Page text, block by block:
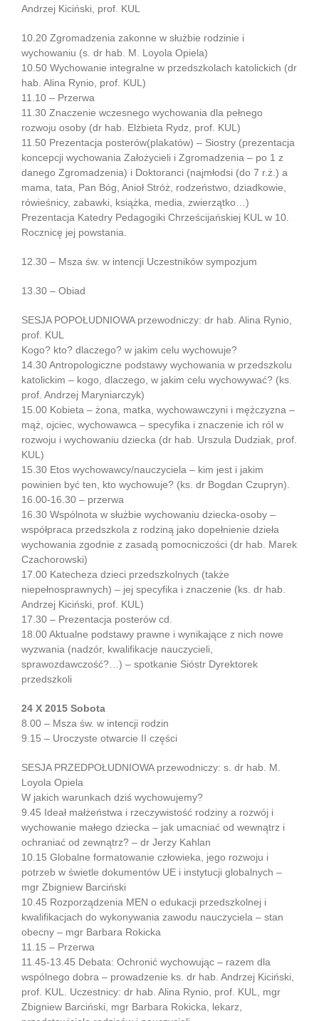
Andrzej Kiciński, prof. KUL
10.20 Zgromadzenia zakonne w służbie rodzinie i
wychowaniu (s. dr hab. M. Loyola Opiela)
10.50 Wychowanie integralne w przedszkolach katolickich (dr
hab. Alina Rynio, prof. KUL)
11.10 – Przerwa
11.30 Znaczenie wczesnego wychowania dla pełnego
rozwoju osoby (dr hab. Elżbieta Rydz, prof. KUL)
11.50 Prezentacja posterów(plakatów) – Siostry (prezentacja
koncepcji wychowania Założycieli i Zgromadzenia – po 1 z
danego Zgromadzenia) i Doktoranci (najmłodsi (do 7 r.ż.) a
mama, tata, Pan Bóg, Anioł Stróż, rodzeństwo, dziadkowie,
rówieśnicy, zabawki, książka, media, zwierzątko…)
Prezentacja Katedry Pedagogiki Chrześcijańskiej KUL w 10.
Rocznicę jej powstania.
12.30 – Msza św. w intencji Uczestników sympozjum
13.30 – Obiad
SESJA POPOŁUDNIOWA przewodniczy: dr hab. Alina Rynio,
prof. KUL
Kogo? kto? dlaczego? w jakim celu wychowuje?
14.30 Antropologiczne podstawy wychowania w przedszkolu
katolickim – kogo, dlaczego, w jakim celu wychowywać? (ks.
prof. Andrzej Maryniarczyk)
15.00 Kobieta – żona, matka, wychowawczyni i mężczyzna –
mąż, ojciec, wychowawca – specyfika i znaczenie ich ról w
rozwoju i wychowaniu dziecka (dr hab. Urszula Dudziak, prof.
KUL)
15.30 Etos wychowawcy/nauczyciela – kim jest i jakim
powinien być ten, kto wychowuje? (ks. dr Bogdan Czupryn).
16.00-16.30 – przerwa
16.30 Wspólnota w służbie wychowaniu dziecka-osoby –
współpraca przedszkola z rodziną jako dopełnienie dzieła
wychowania zgodnie z zasadą pomocniczości (dr hab. Marek
Czachorowski)
17.00 Katecheza dzieci przedszkolnych (także
niepełnosprawnych) – jej specyfika i znaczenie (ks. dr hab.
Andrzej Kiciński, prof. KUL)
17.30 – Prezentacja posterów cd.
18.00 Aktualne podstawy prawne i wynikające z nich nowe
wyzwania (nadzór, kwalifikacje nauczycieli,
sprawozdawczość?…) – spotkanie Sióstr Dyrektorek
przedszkoli
24 X 2015 Sobota
8.00 – Msza św. w intencji rodzin
9.15 – Uroczyste otwarcie II części
SESJA PRZEDPOŁUDNIOWA przewodniczy: s. dr hab. M.
Loyola Opiela
W jakich warunkach dziś wychowujemy?
9.45 Ideał małżeństwa i rzeczywistość rodziny a rozwój i
wychowanie małego dziecka – jak umacniać od wewnątrz i
ochraniać od zewnątrz? – dr Jerzy Kahlan
10.15 Globalne formatowanie człowieka, jego rozwoju i
potrzeb w świetle dokumentów UE i instytucji globalnych –
mgr Zbigniew Barciński
10.45 Rozporządzenia MEN o edukacji przedszkolnej i
kwalifikacjach do wykonywania zawodu nauczyciela – stan
obecny – mgr Barbara Rokicka
11.15 – Przerwa
11.45-13.45 Debata: Ochronić wychowując – razem dla
wspólnego dobra – prowadzenie ks. dr hab. Andrzej Kiciński,
prof. KUL. Uczestnicy: dr hab. Alina Rynio, prof. KUL, mgr
Zbigniew Barciński, mgr Barbara Rokicka, lekarz,